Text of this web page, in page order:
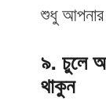
শুধু আপনার
৯. চুলে
থাকুন